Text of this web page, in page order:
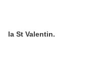
la St Valentin.